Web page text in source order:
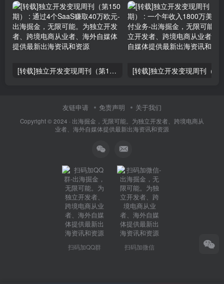
[转载]独立开发变现周刊（第150期） : 通过4个SaaS赚取40万欧元
友链申请 免责声明 关于我们
Copyright © 2024 · 出海掘金，无限可能。为独立开发者、跨境电商从
业者、海外自媒体提供最新出海资讯和资源
扫码加QQ群 扫码加微信